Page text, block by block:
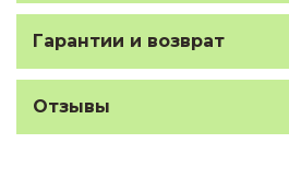
Гарантии и возврат
Отзывы